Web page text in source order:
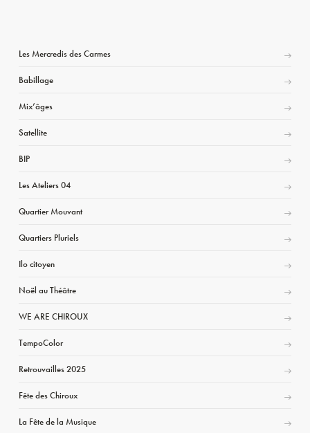
Les Mercredis des Carmes
Babillage
Mix’âges
Satellite
BIP
Les Ateliers 04
Quartier Mouvant
Quartiers Pluriels
Ilo citoyen
Noël au Théâtre
WE ARE CHIROUX
TempoColor
Retrouvailles 2025
Fête des Chiroux
La Fête de la Musique